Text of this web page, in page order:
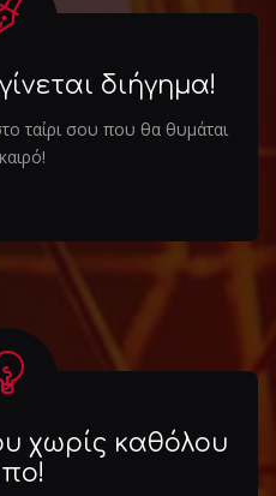
διήγημα!
ταίρι σου που θα θυμάται
χωρίς καθόλου